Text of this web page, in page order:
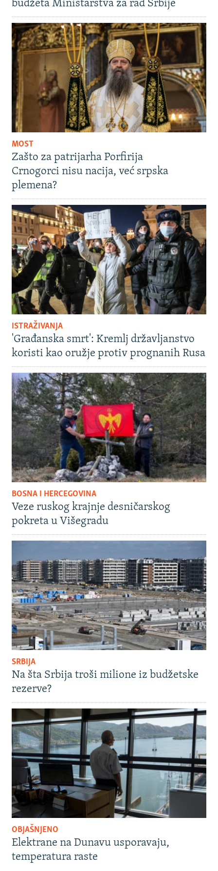
budžeta Ministarstva za rad Srbije
MOST
Zašto za patrijarha Porfirija
Crnogorci nisu nacija, već srpska
plemena?
ISTRAŽIVANJA
'Građanska smrt': Kremlj državljanstvo
koristi kao oružje protiv prognanih Rusa
BOSNA I HERCEGOVINA
Veze ruskog krajnje desničarskog
pokreta u Višegradu
SRBIJA
Na šta Srbija troši milione iz budžetske
rezerve?
OBJAŠNJENO
Elektrane na Dunavu usporavaju,
temperatura raste